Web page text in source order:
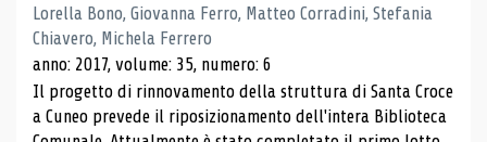
Lorella Bono, Giovanna Ferro, Matteo Corradini, Stefania
Chiavero, Michela Ferrero
anno: 2017, volume: 35, numero: 6
Il progetto di rinnovamento della struttura di Santa Croce
a Cuneo prevede il riposizionamento dell'intera Biblioteca